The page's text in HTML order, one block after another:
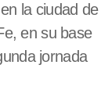
la ciudad de
en su base
jornada